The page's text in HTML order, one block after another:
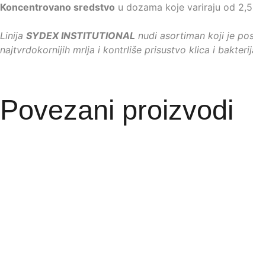
Koncentrovano sredstvo u dozama koje variraju od
Linija SYDEX INSTITUTIONAL nudi asortiman koji je
najtvrdokornijih mrlja i kontrliše prisustvo klica i
Povezani proizvodi